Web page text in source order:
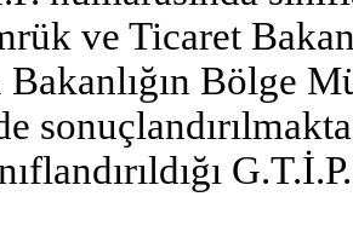
ve Ticaret
Bölge